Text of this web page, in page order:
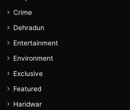
Crime
Dehradun
Entertainment
Environment
Exclusive
Featured
Haridwar